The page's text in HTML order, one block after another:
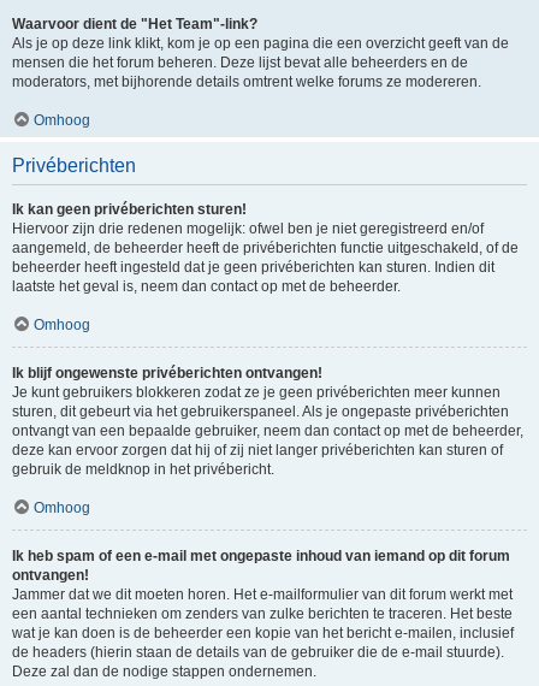
Waarvoor dient de "Het Team"-link?
Als je op deze link klikt, kom je op een pagina die een overzicht geeft van de
mensen die het forum beheren. Deze lijst bevat alle beheerders en de
moderators, met bijhorende details omtrent welke forums ze modereren.
Omhoog
Privéberichten
Ik kan geen privéberichten sturen!
Hiervoor zijn drie redenen mogelijk: ofwel ben je niet geregistreerd en/of
aangemeld, de beheerder heeft de privéberichten functie uitgeschakeld, of de
beheerder heeft ingesteld dat je geen privéberichten kan sturen. Indien dit
laatste het geval is, neem dan contact op met de beheerder.
Omhoog
Ik blijf ongewenste privéberichten ontvangen!
Je kunt gebruikers blokkeren zodat ze je geen privéberichten meer kunnen
sturen, dit gebeurt via het gebruikerspaneel. Als je ongepaste privéberichten
ontvangt van een bepaalde gebruiker, neem dan contact op met de beheerder,
deze kan ervoor zorgen dat hij of zij niet langer privéberichten kan sturen of
gebruik de meldknop in het privébericht.
Omhoog
Ik heb spam of een e-mail met ongepaste inhoud van iemand op dit forum
ontvangen!
Jammer dat we dit moeten horen. Het e-mailformulier van dit forum werkt met
een aantal technieken om zenders van zulke berichten te traceren. Het beste
wat je kan doen is de beheerder een kopie van het bericht e-mailen, inclusief
de headers (hierin staan de details van de gebruiker die de e-mail stuurde).
Deze zal dan de nodige stappen ondernemen.